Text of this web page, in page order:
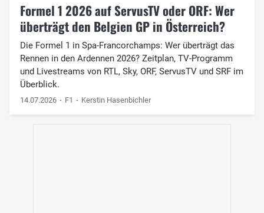
Formel 1 2026 auf ServusTV oder ORF: Wer
überträgt den Belgien GP in Österreich?
Die Formel 1 in Spa-Francorchamps: Wer überträgt das
Rennen in den Ardennen 2026? Zeitplan, TV-Programm
und Livestreams von RTL, Sky, ORF, ServusTV und SRF im
Überblick.
14.07.2026 F1 Kerstin Hasenbichler